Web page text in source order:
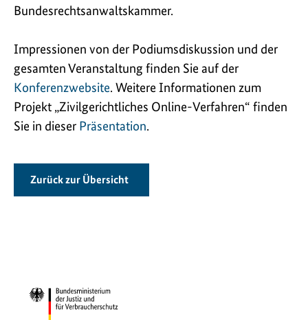
Bundesrechtsanwaltskammer.
Impressionen von der Podiumsdiskussion und der
gesamten Veranstaltung finden Sie auf der
Konferenzwebsite. Weitere Informationen zum
Projekt „Zivilgerichtliches Online-Verfahren“ finden
Sie in dieser Präsentation.
Zurück zur Übersicht